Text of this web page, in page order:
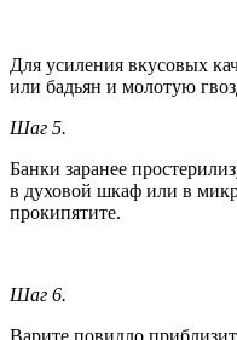
Для усиления вкусовых
или бадьян и молотую
Шаг 5.
Банки заранее
в духовой шкаф или в
прокипятите.
Шаг 6.
Варите повидло